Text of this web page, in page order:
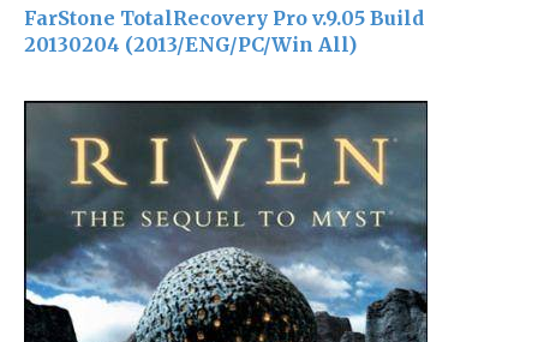
FarStone TotalRecovery Pro v.9.05 Build
20130204 (2013/ENG/PC/Win All)